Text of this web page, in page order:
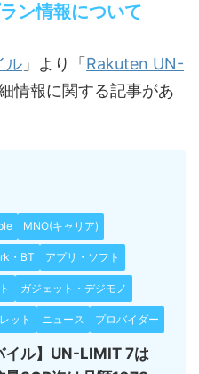
ン情報について
ル 」より「 Rakuten UN-
情報に関する記事があ
MNO(キャリア)
・BT アプリ・ソフト
ガジェット・デジモノ
ット ニュース プロバイダー
イル】UN-LIMIT 7は